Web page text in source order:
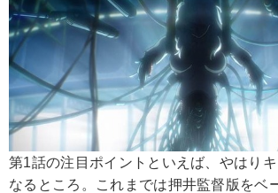
第1話の注目ポイントといえば、やはり
なるところ。これまでは押井監督版をベ